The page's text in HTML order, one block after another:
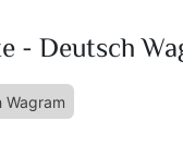
- Deutsch
Wagram